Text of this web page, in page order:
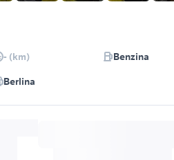
- (km)
Benzina
Berlina